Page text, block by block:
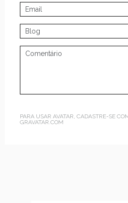
PARA USAR AVATAR, CADASTRE-SE
GRAVATAR.COM